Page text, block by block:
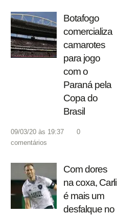
Botafogo
comercializa
camarotes
para jogo
com o
Paraná pela
Copa do
Brasil
09/03/20 às 19:37
0
comentários
Com dores
na coxa, Carli
é mais um
desfalque no